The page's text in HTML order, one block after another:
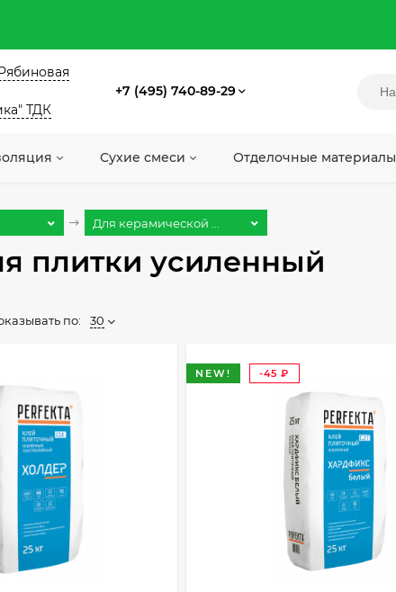
ТДК
+7 (495) 740-89-29
Сухие смеси Отделочные материалы
Для керамической ...
плитки усиленный
по: 30
NEW!
-45